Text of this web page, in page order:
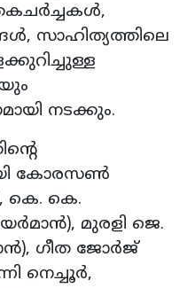
സാഹിത്യത്തിലെ
നടക്കും.
കോരസണ്‍
കെ. കെ.
മുരളി ജെ.
ഗീത ജോര്‍ജ്
നെച്ചൂര്‍,